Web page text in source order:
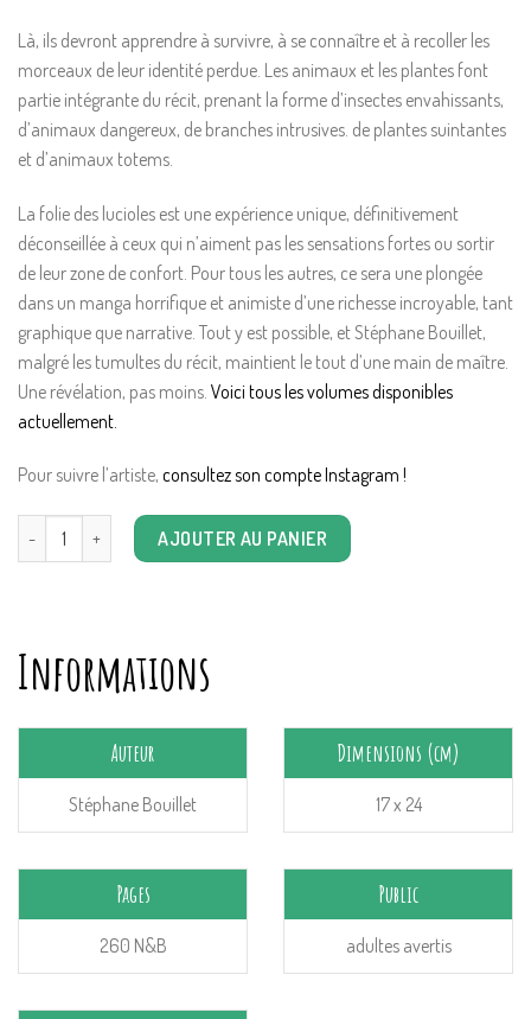
Là, ils devront apprendre à survivre, à se connaître et à recoller les
morceaux de leur identité perdue. Les animaux et les plantes font
partie intégrante du récit, prenant la forme d’insectes envahissants,
d’animaux dangereux, de branches intrusives. de plantes suintantes
et d’animaux totems.
La folie des lucioles est une expérience unique, définitivement
déconseillée à ceux qui n’aiment pas les sensations fortes ou sortir
de leur zone de confort. Pour tous les autres, ce sera une plongée
dans un manga horrifique et animiste d’une richesse incroyable, tant
graphique que narrative. Tout y est possible, et Stéphane Bouillet,
malgré les tumultes du récit, maintient le tout d’une main de maître.
Une révélation, pas moins. Voici tous les volumes disponibles
actuellement.
Pour suivre l’artiste, consultez son compte Instagram !
quantité de La floie des lucioles 1: la jungle maudite
AJOUTER AU PANIER
Informations
Auteur
Stéphane Bouillet
Dimensions (cm)
17 x 24
Pages
260 N&B
Public
adultes avertis